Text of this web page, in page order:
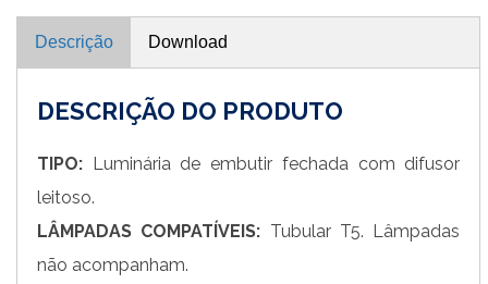
Descrição Download
DESCRIÇÃO DO PRODUTO
TIPO: Luminária de embutir fechada com difusor
leitoso.
LÂMPADAS COMPATÍVEIS: Tubular T5. Lâmpadas
não acompanham.